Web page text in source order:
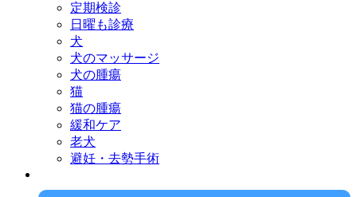
定期検診
日曜も診療
犬
犬のマッサージ
犬の腫瘍
猫
猫の腫瘍
緩和ケア
老犬
避妊・去勢手術